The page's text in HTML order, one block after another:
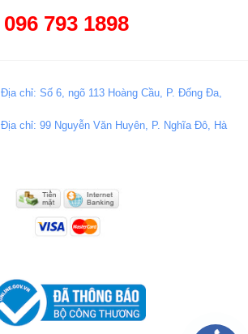
096 793 1898
Địa chỉ: Số 6, ngõ 113 Hoàng Cầu, P. Đống Đa,
Địa chỉ: 99 Nguyễn Văn Huyên, P. Nghĩa Đô, Hà